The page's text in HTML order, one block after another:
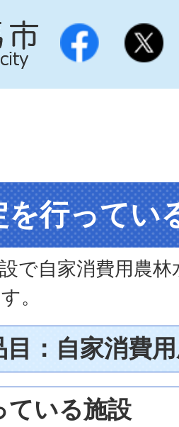
を行ってい
で自家消費用農
。
：自家消費
ている施設